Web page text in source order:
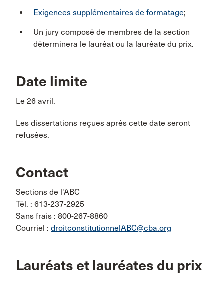
Exigences supplémentaires de formatage;
Un jury composé de membres de la section
déterminera le lauréat ou la lauréate du prix.
Date limite
Le 26 avril.
Les dissertations reçues après cette date seront
refusées.
Contact
Sections de l'ABC
Tél. : 613-237-2925
Sans frais : 800-267-8860
Courriel : droitconstitutionnelABC@cba.org
Lauréats et lauréates du prix